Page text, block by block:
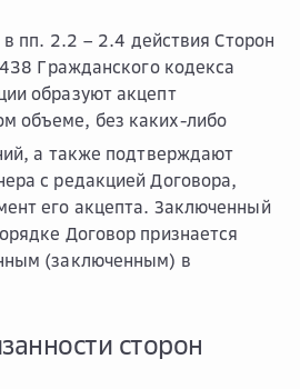
пп. 2.2 – 2.4 действия Сторон
Гражданского кодекса
образуют акцепт
объеме, без каких-либо
а также подтверждают
с редакцией Договора,
его акцепта. Заключенный
Договор признается
(заключенным) в
сторон